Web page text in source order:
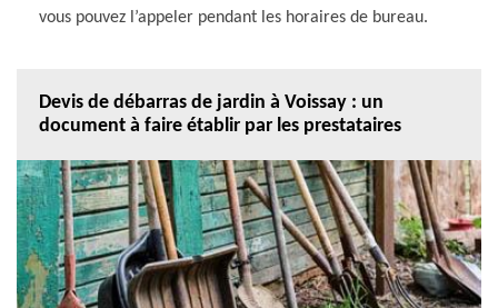
vous pouvez l’appeler pendant les horaires de bureau.
Devis de débarras de jardin à Voissay : un
document à faire établir par les prestataires